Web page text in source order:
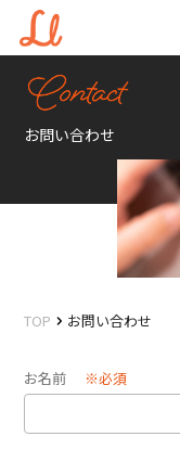
お問い合わせ
TOP お問い合わせ
お名前 ※必須